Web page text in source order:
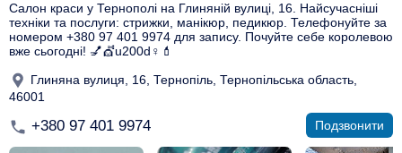
Салон краси у Тернополі на Глиняній вулиці, 16. Найсучасніші
техніки та послуги: стрижки, манікюр, педикюр. Телефонуйте за
номером +380 97 401 9974 для запису. Почуйте себе королевою
вже сьогодні! 💅💇u200d♀️💄
Глиняна вулиця, 16, Тернопіль, Тернопільська область,
46001
+380 97 401 9974 Подзвонити